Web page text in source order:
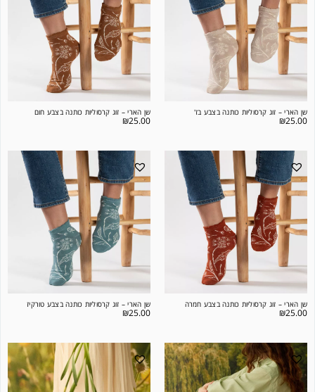
שן הארי – זוג קרסוליות כותנה בצבע בז'
₪25.00
שן הארי – זוג קרסוליות כותנה בצבע חום
₪25.00
שן הארי – זוג קרסוליות כותנה בצבע חמרה
₪25.00
שן הארי – זוג קרסוליות כותנה בצבע טורקיז
₪25.00